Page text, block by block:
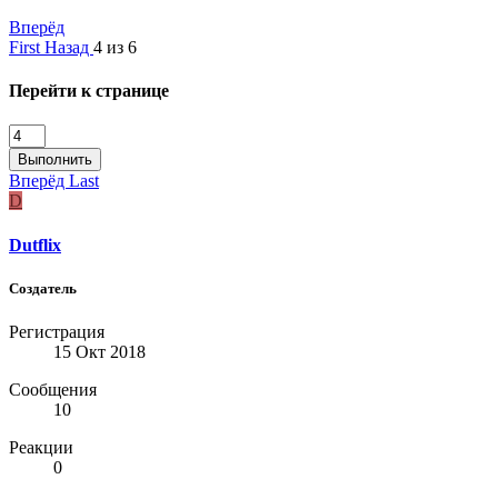
Вперёд
First Назад 4 из 6
Перейти к странице
Выполнить
Вперёд Last
D
Dutflix
Создатель
Регистрация
15 Окт 2018
Сообщения
10
Реакции
0